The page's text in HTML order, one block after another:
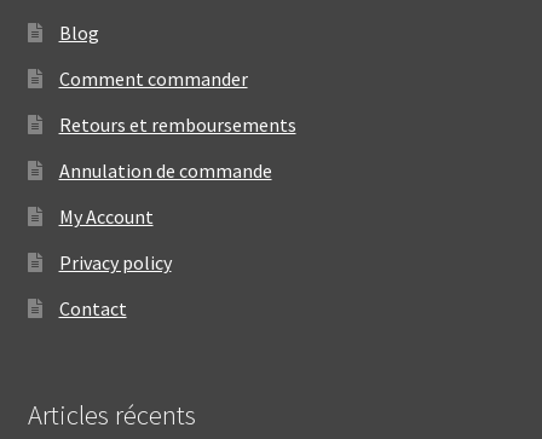
Blog
Comment commander
Retours et remboursements
Annulation de commande
My Account
Privacy policy
Contact
Articles récents